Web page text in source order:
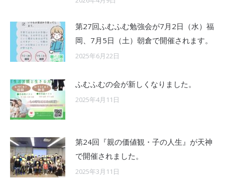
第27回ふむふむ勉強会が7月2日（水）福
岡、7月5日（土）朝倉で開催されます。
2025年6月22日
ふむふむの会が新しくなりました。
2025年4月11日
第24回『親の価値観・子の人生』が天神
で開催されました。
2025年3月11日